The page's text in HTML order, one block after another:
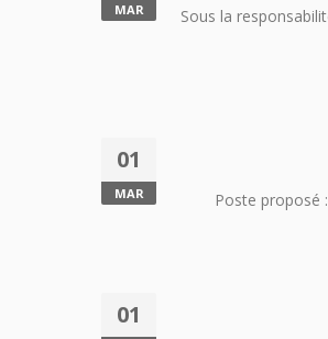
MAR
Sous la
01
MAR
Poste proposé
01